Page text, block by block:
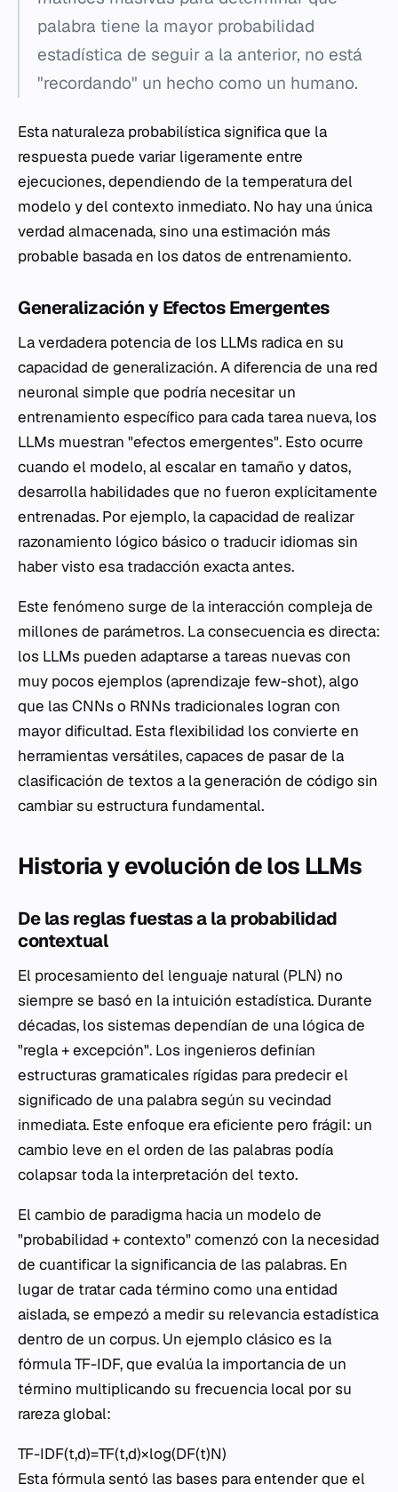
palabra tiene la mayor probabilidad
estadística de seguir a la anterior, no está
"recordando" un hecho como un humano.
Esta naturaleza probabilística significa que la
respuesta puede variar ligeramente entre
ejecuciones, dependiendo de la temperatura del
modelo y del contexto inmediato. No hay una única
verdad almacenada, sino una estimación más
probable basada en los datos de entrenamiento.
Generalización y Efectos Emergentes
La verdadera potencia de los LLMs radica en su
capacidad de generalización. A diferencia de una red
neuronal simple que podría necesitar un
entrenamiento específico para cada tarea nueva, los
LLMs muestran "efectos emergentes". Esto ocurre
cuando el modelo, al escalar en tamaño y datos,
desarrolla habilidades que no fueron explícitamente
entrenadas. Por ejemplo, la capacidad de realizar
razonamiento lógico básico o traducir idiomas sin
haber visto esa tradacción exacta antes.
Este fenómeno surge de la interacción compleja de
millones de parámetros. La consecuencia es directa:
los LLMs pueden adaptarse a tareas nuevas con
muy pocos ejemplos (aprendizaje few-shot), algo
que las CNNs o RNNs tradicionales logran con
mayor dificultad. Esta flexibilidad los convierte en
herramientas versátiles, capaces de pasar de la
clasificación de textos a la generación de código sin
cambiar su estructura fundamental.
Historia y evolución de los LLMs
De las reglas fuestas a la probabilidad
contextual
El procesamiento del lenguaje natural (PLN) no
siempre se basó en la intuición estadística. Durante
décadas, los sistemas dependían de una lógica de
"regla + excepción". Los ingenieros definían
estructuras gramaticales rígidas para predecir el
significado de una palabra según su vecindad
inmediata. Este enfoque era eficiente pero frágil: un
cambio leve en el orden de las palabras podía
colapsar toda la interpretación del texto.
El cambio de paradigma hacia un modelo de
"probabilidad + contexto" comenzó con la necesidad
de cuantificar la significancia de las palabras. En
lugar de tratar cada término como una entidad
aislada, se empezó a medir su relevancia estadística
dentro de un corpus. Un ejemplo clásico es la
fórmula TF-IDF, que evalúa la importancia de un
término multiplicando su frecuencia local por su
rareza global:
TF-IDF(t,d)=TF(t,d)×log(DF(t)N​)
Esta fórmula sentó las bases para entender que el